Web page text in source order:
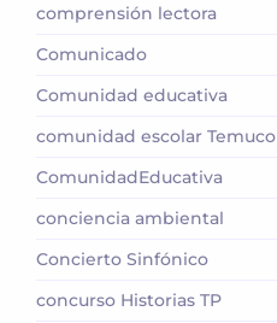
comprensión lectora
Comunicado
Comunidad educativa
comunidad escolar Temuco
ComunidadEducativa
conciencia ambiental
Concierto Sinfónico
concurso Historias TP